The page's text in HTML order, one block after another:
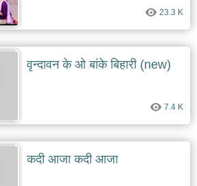
23.3 K
वृन्दावन के ओ बांके बिहारी (new)
7.4 K
कदी आजा कदी आजा